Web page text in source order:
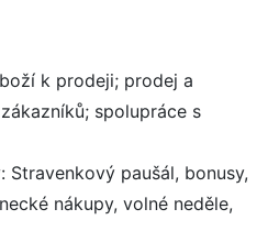
k prodeji; prodej a
spolupráce s
Stravenkový paušál, bonusy,
nákupy, volné neděle,